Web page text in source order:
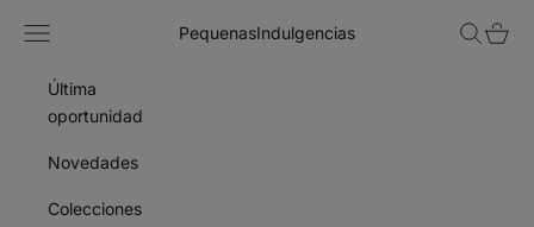
PequenasIndulgencias
Navigation menu Search
Cart
Última
oportunidad
Novedades
Colecciones